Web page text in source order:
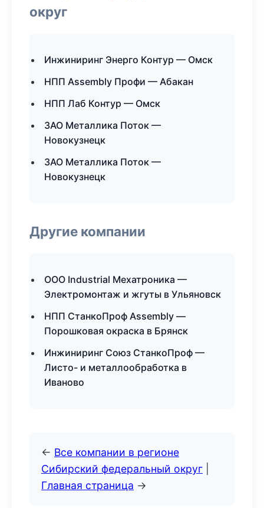
округ
Инжиниринг Энерго Контур — Омск
НПП Assembly Профи — Абакан
НПП Лаб Контур — Омск
ЗАО Металлика Поток —
Новокузнецк
ЗАО Металлика Поток —
Новокузнецк
Другие компании
ООО Industrial Мехатроника —
Электромонтаж и жгуты в Ульяновск
НПП СтанкоПроф Assembly —
Порошковая окраска в Брянск
Инжиниринг Союз СтанкоПроф —
Листо- и металлообработка в
Иваново
← Все компании в регионе
Сибирский федеральный округ
Главная страница →